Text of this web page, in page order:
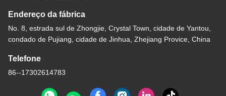
Endereço da fábrica
No. 8, estrada sul de Zhongjie, Crystal Town, cidade de Yantou,
condado de Pujiang, cidade de Jinhua, Zhejiang Provice, China
Telefone
86--17302614783